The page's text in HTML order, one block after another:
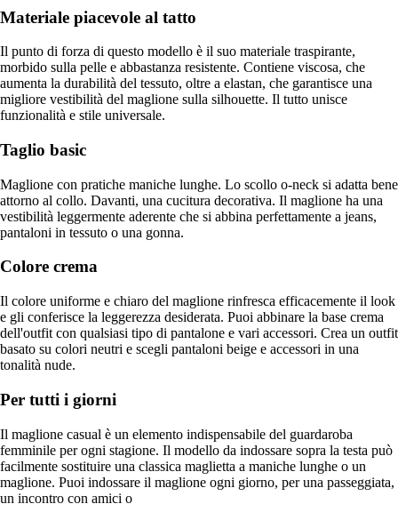
Materiale piacevole al tatto
Il punto di forza di questo modello è il suo materiale traspirante,
morbido sulla pelle e abbastanza resistente. Contiene viscosa, che
aumenta la durabilità del tessuto, oltre a elastan, che garantisce una
migliore vestibilità del maglione sulla silhouette. Il tutto unisce
funzionalità e stile universale.
Taglio basic
Maglione con pratiche maniche lunghe. Lo scollo o-neck si adatta bene
attorno al collo. Davanti, una cucitura decorativa. Il maglione ha una
vestibilità leggermente aderente che si abbina perfettamente a jeans,
pantaloni in tessuto o una gonna.
Colore crema
Il colore uniforme e chiaro del maglione rinfresca efficacemente il look
e gli conferisce la leggerezza desiderata. Puoi abbinare la base crema
dell'outfit con qualsiasi tipo di pantalone e vari accessori. Crea un outfit
basato su colori neutri e scegli pantaloni beige e accessori in una
tonalità nude.
Per tutti i giorni
Il maglione casual è un elemento indispensabile del guardaroba
femminile per ogni stagione. Il modello da indossare sopra la testa può
facilmente sostituire una classica maglietta a maniche lunghe o un
maglione. Puoi indossare il maglione ogni giorno, per una passeggiata,
un incontro con amici o